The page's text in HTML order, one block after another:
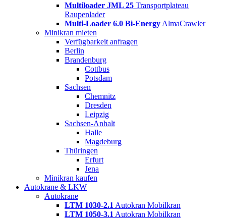
Multiloader JML 25 Transportplateau
Raupenlader
Multi-Loader 6.0 Bi-Energy AlmaCrawler
Minikran mieten
Verfügbarkeit anfragen
Berlin
Brandenburg
Cottbus
Potsdam
Sachsen
Chemnitz
Dresden
Leipzig
Sachsen-Anhalt
Halle
Magdeburg
Thüringen
Erfurt
Jena
Minikran kaufen
Autokrane & LKW
Autokrane
LTM 1030-2.1 Autokran Mobilkran
LTM 1050-3.1 Autokran Mobilkran